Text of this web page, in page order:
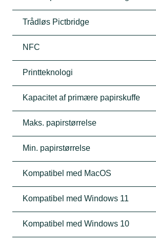
Trådløs Pictbridge
NFC
Printteknologi
Kapacitet af primære papirskuffe
Maks. papirstørrelse
Min. papirstørrelse
Kompatibel med MacOS
Kompatibel med Windows 11
Kompatibel med Windows 10